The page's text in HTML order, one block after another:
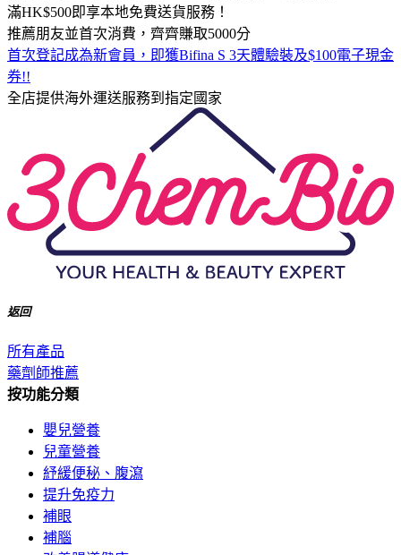
滿HK$500即享本地免費送貨服務！
推薦朋友並首次消費，齊齊賺取5000分
首次登記成為新會員，即獲Bifina S 3天體驗裝及$100電子現金
券!!
全店提供海外運送服務到指定國家
返回
所有產品
藥劑師推薦
按功能分類
嬰兒營養
兒童營養
紓緩便秘、腹瀉
提升免疫力
補眼
補腦